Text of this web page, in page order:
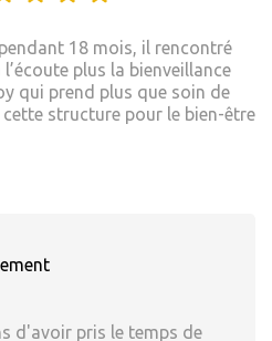
18 mois, il rencontré
plus la bienveillance
qui prend plus que soin de
structure pour le bien-être
d'avoir pris le temps de